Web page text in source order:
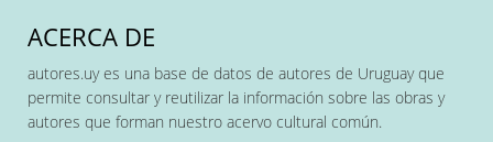
ACERCA DE
autores.uy es una base de datos de autores de Uruguay que
permite consultar y reutilizar la información sobre las obras y
autores que forman nuestro acervo cultural común.